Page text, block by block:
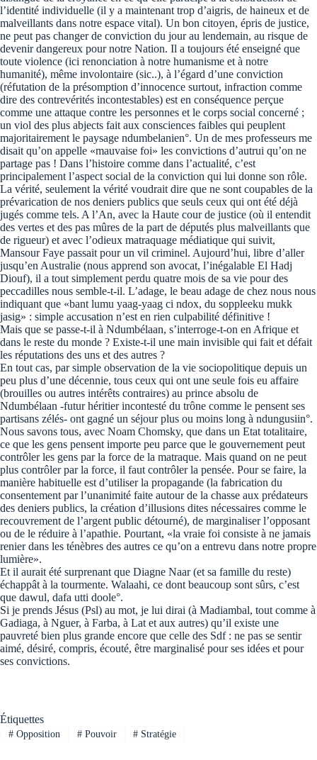
l’identité individuelle (il y a maintenant trop d’aigris, de haineux et de
malveillants dans notre espace vital). Un bon citoyen, épris de justice,
ne peut pas changer de conviction du jour au lendemain, au risque de
devenir dangereux pour notre Nation. Il a toujours été enseigné que
toute violence (ici renonciation à notre humanisme et à notre
humanité), même involontaire (sic..), à l’égard d’une conviction
(réfutation de la présomption d’innocence surtout, infraction comme
dire des contrevérités incontestables) est en conséquence perçue
comme une attaque contre les personnes et le corps social concerné ;
un viol des plus abjects fait aux consciences faibles qui peuplent
majoritairement le paysage ndumbelanien°. Un de mes professeurs me
disait qu’on appelle «mauvaise foi» les convictions d’autrui qu’on ne
partage pas ! Dans l’histoire comme dans l’actualité, c’est
principalement l’aspect social de la conviction qui lui donne son rôle.
La vérité, seulement la vérité voudrait dire que ne sont coupables de la
prévarication de nos deniers publics que seuls ceux qui ont été déjà
jugés comme tels. A l’An, avec la Haute cour de justice (où il entendit
des vertes et des pas mûres de la part de députés plus malveillants que
de rigueur) et avec l’odieux matraquage médiatique qui suivit,
Mansour Faye passait pour un vil criminel. Aujourd’hui, libre d’aller
jusqu’en Australie (nous apprend son avocat, l’inégalable El Hadj
Diouf), il a tout simplement perdu quatre mois de sa vie pour des
peccadilles nous semble-t-il. L’adage, le beau adage de chez nous nous
indiquant que «bant lumu yaag-yaag ci ndox, du soppleeku mukk
jasig» : simple accusation n’est en rien culpabilité définitive !
Mais que se passe-t-il à Ndumbélaan, s’interroge-t-on en Afrique et
dans le reste du monde ? Existe-t-il une main invisible qui fait et défait
les réputations des uns et des autres ?
En tout cas, par simple observation de la vie sociopolitique depuis un
peu plus d’une décennie, tous ceux qui ont une seule fois eu affaire
(brouilles ou autres intérêts contraires) au prince absolu de
Ndumbélaan -futur héritier incontesté du trône comme le pensent ses
partisans zélés- ont gagné un séjour plus ou moins long à ndungusiin°.
Nous savons tous, avec Noam Chomsky, que dans un Etat totalitaire,
ce que les gens pensent importe peu parce que le gouvernement peut
contrôler les gens par la force de la matraque. Mais quand on ne peut
plus contrôler par la force, il faut contrôler la pensée. Pour se faire, la
manière habituelle est d’utiliser la propagande (la fabrication du
consentement par l’unanimité faite autour de la chasse aux prédateurs
des deniers publics, la création d’illusions dites nécessaires comme le
recouvrement de l’argent public détourné), de marginaliser l’opposant
ou de le réduire à l’apathie. Pourtant, «la vraie foi consiste à ne jamais
renier dans les ténèbres des autres ce qu’on a entrevu dans notre propre
lumière».
Et il aurait été surprenant que Diagne Naar (et sa famille du reste)
échappât à la tourmente. Walaahi, ce dont beaucoup sont sûrs, c’est
que dawul, dafa utti doole°.
Si je prends Jésus (Psl) au mot, je lui dirai (à Madiambal, tout comme à
Gadiaga, à Nguer, à Farba, à Lat et aux autres) qu’il existe une
pauvreté bien plus grande encore que celle des Sdf : ne pas se sentir
aimé, désiré, compris, écouté, être marginalisé pour ses idées et pour
ses convictions.
Étiquettes
#Opposition #Pouvoir # Stratégie